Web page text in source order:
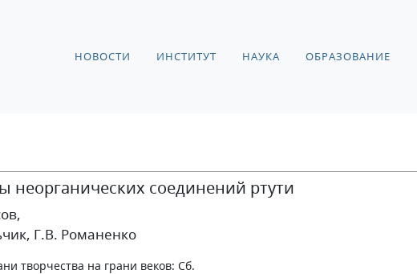
НОВОСТИ ИНСТИТУТ НАУКА ОБРАЗОВАНИЕ
неорганических соединений ртути
,
, Г.В. Романенко
творчества на грани веков: Сб.